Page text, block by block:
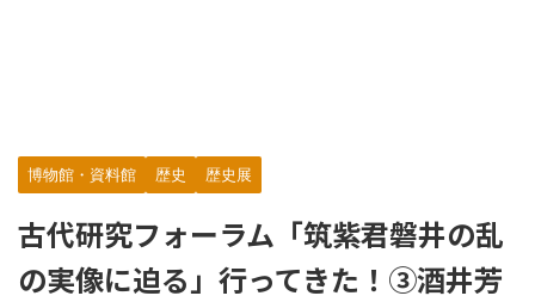
博物館・資料館 歴史 歴史展
古代研究フォーラム「筑紫君磐井の乱
の実像に迫る」行ってきた！③酒井芳